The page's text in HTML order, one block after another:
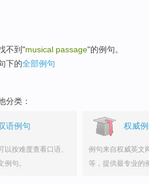
不到"musical passage"的例句。
下的全部例句
分类：
语例句
以按难度查看口语、
例句。
权威
例句来自权威英文
等，提供最专业的